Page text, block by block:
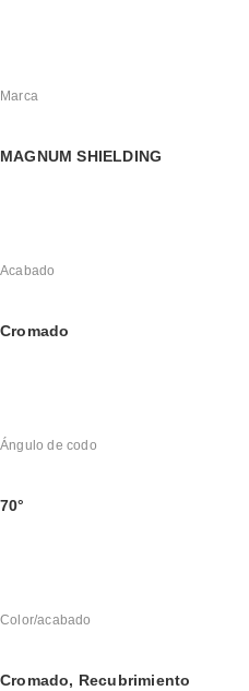
Marca
MAGNUM SHIELDING
Acabado
Cromado
Ángulo de codo
70°
Color/acabado
Cromado, Recubrimiento